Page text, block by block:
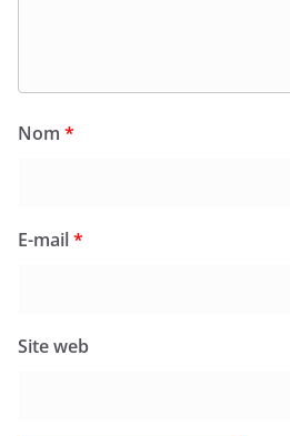
Nom *
E-mail*
Site web